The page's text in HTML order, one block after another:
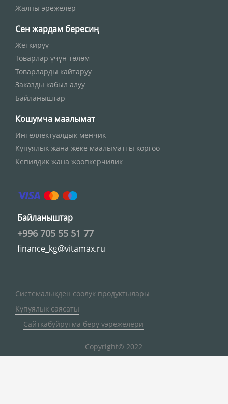
Жалпы эрежелер
Сен жардам бересиң
Жеткирүү
Товарлар үчүн төлөм
Товарларды кайтаруу
Заказды кабыл алуу
Байланыштар
Кошумча маалымат
Интеллектуалдык менчик
Купуялык жана жеке маалыматты коргоо
Кепилдик жана жоопкерчилик
Байланыштар
+996 705 55 51 77
finance_kg@vitamax.ru
Системалыкден соолук продуктылары
Купуялык саясаты
Сайткабуйрутма берү үэрежелери
Copyright© 2022